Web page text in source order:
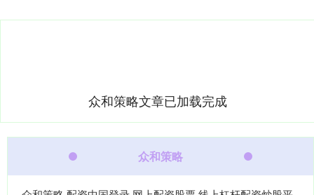
众和策略文章已加载完成
众和策略